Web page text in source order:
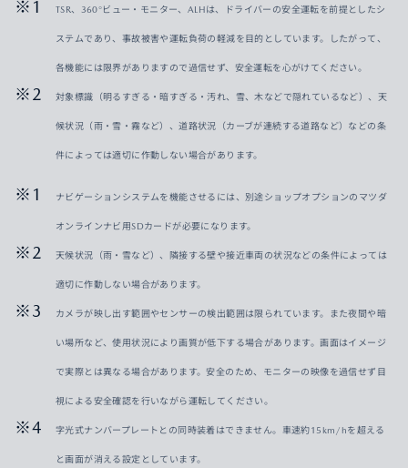
TSR、360°ビュー・モニター、ALHは、ドライバーの安全運転を前提としたシ
ステムであり、事故被害や運転負荷の軽減を目的としています。したがって、
各機能には限界がありますので過信せず、安全運転を心がけてください。
対象標識（明るすぎる・暗すぎる・汚れ、雪、木などで隠れているなど）、天
候状況（雨・雪・霧など）、道路状況（カーブが連続する道路など）などの条
件によっては適切に作動しない場合があります。
ナビゲーションシステムを機能させるには、別途ショップオプションのマツダ
オンラインナビ用SDカードが必要になります。
天候状況（雨・雪など）、隣接する壁や接近車両の状況などの条件によっては
適切に作動しない場合があります。
カメラが映し出す範囲やセンサーの検出範囲は限られています。また夜間や暗
い場所など、使用状況により画質が低下する場合があります。画面はイメージ
で実際とは異なる場合があります。安全のため、モニターの映像を過信せず目
視による安全確認を行いながら運転してください。
字光式ナンバープレートとの同時装着はできません。車速約15km/hを超える
と画面が消える設定としています。